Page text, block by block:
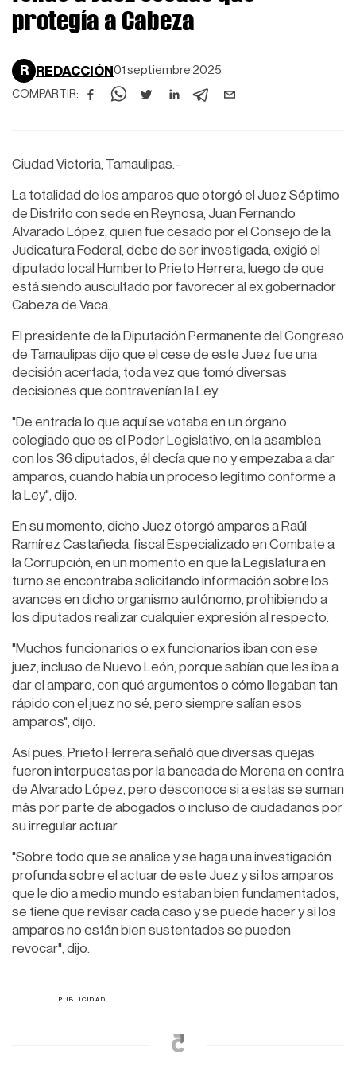
protegía a Cabeza
R REDACCIÓN 01 septiembre 2025
COMPARTIR:
Ciudad Victoria, Tamaulipas.-
La totalidad de los amparos que otorgó el Juez Séptimo
de Distrito con sede en Reynosa, Juan Fernando
Alvarado López, quien fue cesado por el Consejo de la
Judicatura Federal, debe de ser investigada, exigió el
diputado local Humberto Prieto Herrera, luego de que
está siendo auscultado por favorecer al ex gobernador
Cabeza de Vaca.
El presidente de la Diputación Permanente del Congreso
de Tamaulipas dijo que el cese de este Juez fue una
decisión acertada, toda vez que tomó diversas
decisiones que contravenían la Ley.
"De entrada lo que aquí se votaba en un órgano
colegiado que es el Poder Legislativo, en la asamblea
con los 36 diputados, él decía que no y empezaba a dar
amparos, cuando había un proceso legítimo conforme a
la Ley", dijo.
En su momento, dicho Juez otorgó amparos a Raúl
Ramírez Castañeda, fiscal Especializado en Combate a
la Corrupción, en un momento en que la Legislatura en
turno se encontraba solicitando información sobre los
avances en dicho organismo autónomo, prohibiendo a
los diputados realizar cualquier expresión al respecto.
"Muchos funcionarios o ex funcionarios iban con ese
juez, incluso de Nuevo León, porque sabían que les iba a
dar el amparo, con qué argumentos o cómo llegaban tan
rápido con el juez no sé, pero siempre salían esos
amparos", dijo.
Así pues, Prieto Herrera señaló que diversas quejas
fueron interpuestas por la bancada de Morena en contra
de Alvarado López, pero desconoce si a estas se suman
más por parte de abogados o incluso de ciudadanos por
su irregular actuar.
"Sobre todo que se analice y se haga una investigación
profunda sobre el actuar de este Juez y si los amparos
que le dio a medio mundo estaban bien fundamentados,
se tiene que revisar cada caso y se puede hacer y si los
amparos no están bien sustentados se pueden
revocar", dijo.